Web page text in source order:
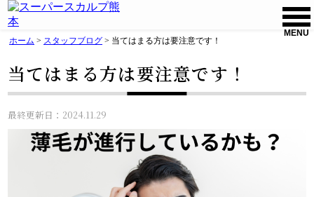
MENU
ホーム > スタッフブログ > 当てはまる方は要注意です！
当てはまる方は要注意です！
最終更新日：2024.11.29